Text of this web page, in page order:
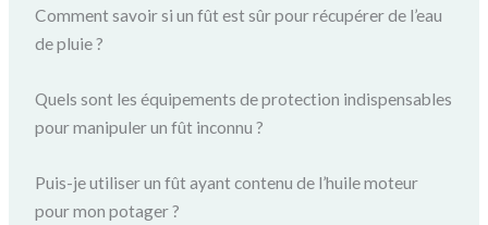
Comment savoir si un fût est sûr pour récupérer de l’eau
de pluie ?
Quels sont les équipements de protection indispensables
pour manipuler un fût inconnu ?
Puis-je utiliser un fût ayant contenu de l’huile moteur
pour mon potager ?